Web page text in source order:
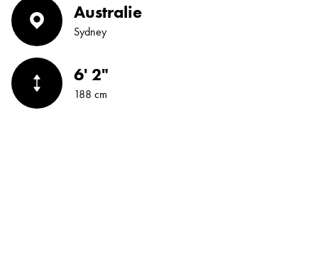
Australie
Sydney
6' 2"
188 cm